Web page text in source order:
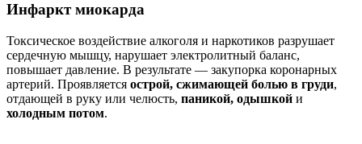
Инфаркт миокарда
Токсическое воздействие алкоголя и наркотиков разрушает
сердечную мышцу, нарушает электролитный баланс,
повышает давление. В результате — закупорка коронарных
артерий. Проявляется острой, сжимающей болью в груди,
отдающей в руку или челюсть, паникой, одышкой и
холодным потом.